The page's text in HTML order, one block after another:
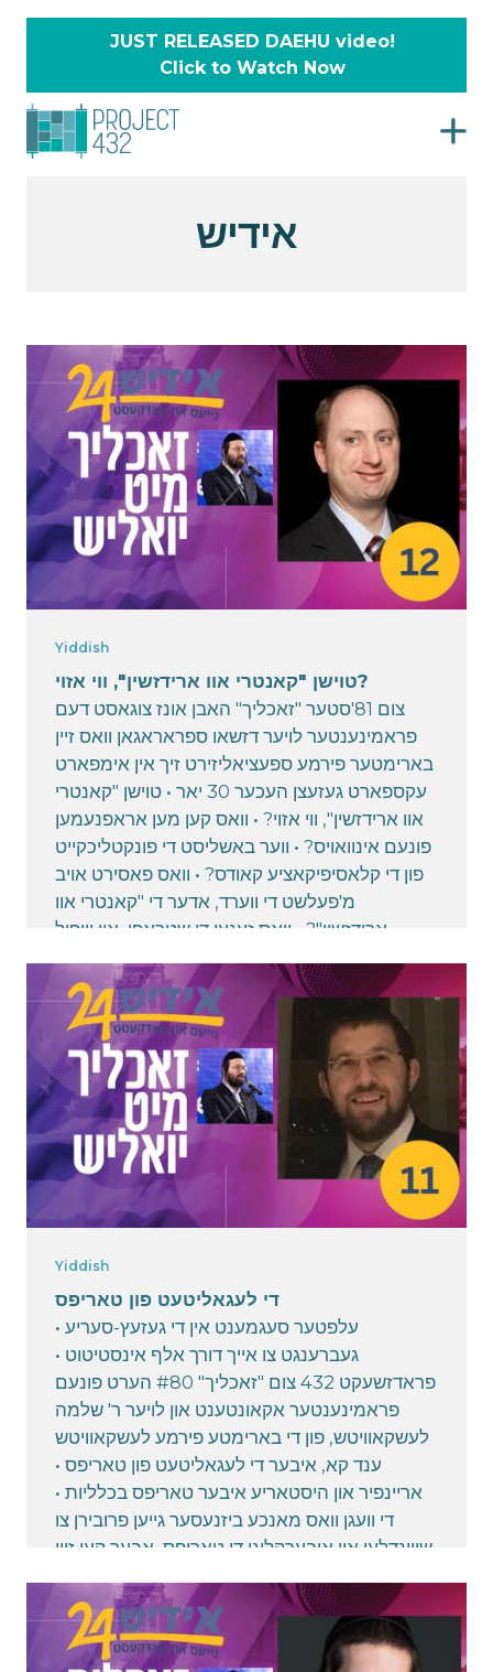
JUST RELEASED DAEHU video!
Click to Watch Now
אידיש
Yiddish
טוישן "קאנטרי אוו ארידזשין", ווי אזוי?
צום 81'סטער "זאכליך" האבן אונז צוגאסט דעם
פראמינענטער לויער דזשאו ספראראגאן וואס זיין
בארימטער פירמע ספעציאליזירט זיך אין אימפארט
עקספארט געזעצן העכער 30 יאר • טוישן "קאנטרי
אוו ארידזשין", ווי אזוי? • וואס קען מען אראפנעמען
פונעם אינוואויס? • ווער באשליסט די פונקטליכקייט
פון די קלאסיפיקאציע קאודס? • וואס פאסירט אויב
מ'פעלשט די ווערד, אדער די "קאנטרי אוו
ארידזשין"? • וואס זענען די שטראפן, און וויפיל
לויער אויף: jspraragen@gdlsk.com זיך צו
פארבינדן מיט אברומי:
abe@simpleforwarding.com ספאנסאר:
May 12, 2025
Yiddish
די לעגאליטעט פון טאריפס
עלפטער סעגמענט אין די געזעץ-סעריע •
געברענגט צו אייך דורך אלף אינסטיטוט •
פראדזשעקט 432 צום "זאכליך" #80 הערט פונעם
פראמינענטער אקאונטענט און לויער ר' שלמה
לעשקאוויטש, פון די בארימטע פירמע לעשקאוויטש
ענד קא, איבער די לעגאליטעט פון טאריפס •
אריינפיר און היסטאריע איבער טאריפס בכלליות •
די וועגן וואס מאנכע ביזנעסער גייען פרובירן צו
שווינדלען און איבערקליגן די טאריפס, אבער קען זיין
רעכענען? ••• "כתר דזשודעיקע חתנים צענטער"
מיט זייער ברייטער אויסוואל, איז דער אדרעס פאר
יעדן חתן איינצוקויפן זייערע דזשודעיקע געברויכן